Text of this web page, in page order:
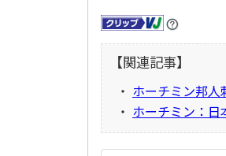
【関連記事】
・ ホーチミン邦
・ ホーチミン：